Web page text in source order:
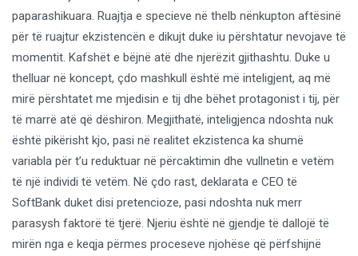
paparashikuara. Ruajtja e specieve në thelb nënkupton aftësinë
për të ruajtur ekzistencën e dikujt duke iu përshtatur nevojave të
momentit. Kafshët e bëjnë atë dhe njerëzit gjithashtu. Duke u
thelluar në koncept, çdo mashkull është më inteligjent, aq më
mirë përshtatet me mjedisin e tij dhe bëhet protagonist i tij, për
të marrë atë që dëshiron. Megjithatë, inteligjenca ndoshta nuk
është pikërisht kjo, pasi në realitet ekzistenca ka shumë
variabla për t’u reduktuar në përcaktimin dhe vullnetin e vetëm
të një individi të vetëm. Në çdo rast, deklarata e CEO të
SoftBank duket disi pretencioze, pasi ndoshta nuk merr
parasysh faktorë të tjerë. Njeriu është në gjendje të dallojë të
mirën nga e keqja përmes proceseve njohëse që përfshijnë